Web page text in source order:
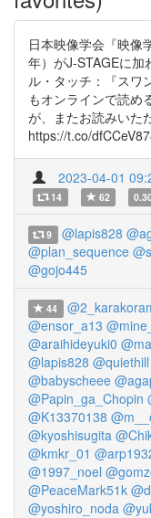
日本映像学会『映像
年）がJ-STAGEに加
ル・タッチ：『スワ
もオンラインで読め
が、またお読みいた
https://t.co/
2023-04-01
14 62
9 @lapis828
@plan_sequence
@gojo445
44
@ensor_a13
@araihideyuki0
@lapis828 @quiethill
@babyscheee
@Papin_ga_Chopin
@K13370138
@kyoshisugita
@kmkr_01
@1997_noel
@PeaceMark51k
@yoshiro_noda